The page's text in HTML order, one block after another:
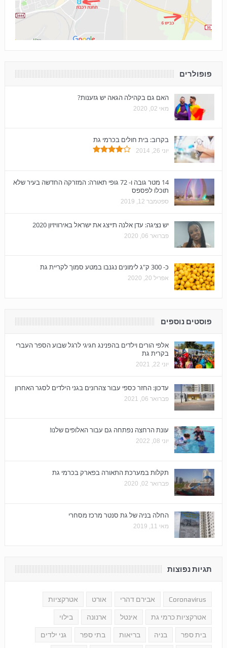
פופולרים
האם גם בקהילה הגאה יש גזענות?
מאי 02, 2020
בקרוב: בית חולים בכרמי גת
יוני 26, 2014
14 מטר גובה ו- 72 גופי תאורה: המזרקה החדשה בעיר שלא
תוכלו לפספס
ספטמבר 12, 2019
יש נציגה: עדן אלנה תייצג את ישראל באירוויזיון 2020
פברואר 06, 2020
כ- 300 ק"ג לימונים נגנבו במטע סמוך לקריית גת
אפריל 20, 2020
פוסטים נוספים
אלפי הורים וילדים בהפנינג חגיגי לרגל שבוע הספר העברי
בקרית גת
יוני 22, 2021
עדכון: החזר כספי עבור צהרונים בגני הילדים לסגר האחרון
פברואר 06, 2021
עונת הרחצה נפתחה גם עבור האלופים שלנו!
יוני 08, 2022
תקלות במערכת התאורה בפארק בכרמי גת
פברואר 02, 2020
החלה בניה של גת סנטר מרכז מסחרי
מאי 11, 2019
תגיות נפוצות
Coronavirus אבירם דהרי אורט אטרקציות
אטרקציות כרמי גת אינטל ארנונה בילוי
בית ספר בניה בריאות בתי ספר גני ילדים